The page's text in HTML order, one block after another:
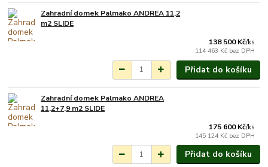
Zahradní domek Palmako ANDREA 11,2
m2 SLIDE
138 500 Kč/ks
114 463 Kč bez DPH
Přidat do košíku
Zahradní domek Palmako ANDREA
11,2+7,9 m2 SLIDE
175 600 Kč/ks
145 124 Kč bez DPH
Přidat do košíku